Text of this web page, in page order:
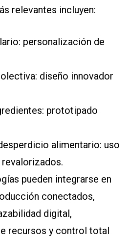
relevantes incluyen:
personalización de
diseño innovador
prototipado
alimentario: uso
pueden integrarse en
conectados,
digital,
recursos y control total